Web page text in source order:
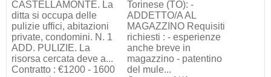
CASTELLAMONTE. La
ditta si occupa delle
pulizie uffici, abitazioni
private, condomini. N. 1
ADD. PULIZIE. La
risorsa cercata deve a...
Contratto : €1200 - 1600
Torinese (TO): -
ADDETTO/A AL
MAGAZZINO Requisiti
richiesti : - esperienze
anche breve in
magazzino - patentino
del mule...